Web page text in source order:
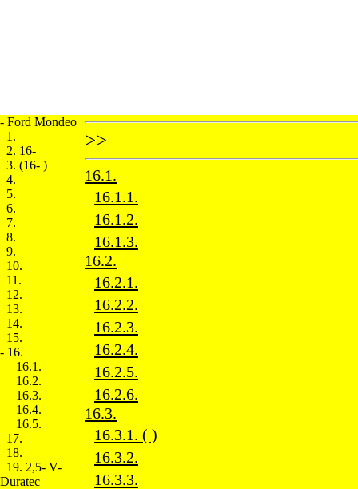
- Ford Mondeo
1.
2. 16-
3. (16- )
4.
5.
6.
7.
8.
9.
10.
11.
12.
13.
14.
15.
- 16.
16.1.
16.2.
16.3.
16.4.
16.5.
17.
18.
19. 2,5- V-
Duratec
>>
16.1.
16.1.1.
16.1.2.
16.1.3.
16.2.
16.2.1.
16.2.2.
16.2.3.
16.2.4.
16.2.5.
16.2.6.
16.3.
16.3.1. ( )
16.3.2.
16.3.3.